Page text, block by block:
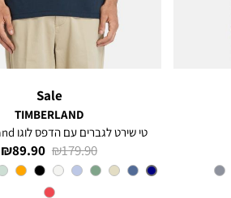
Sale
TIMBERLAND
טי שירט לגברים עם הדפס לוגו Timberland®
מחיר
מוצר
89.90 ₪
מחיר
רגיל
179.90 ₪
צבע
Navy